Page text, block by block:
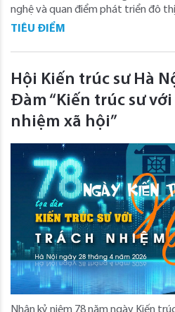
nghệ và quan điểm phát triển đô
TIÊU ĐIỂM
Hội Kiến trúc sư Hà
Đàm “Kiến trúc sư
nhiệm xã hội”